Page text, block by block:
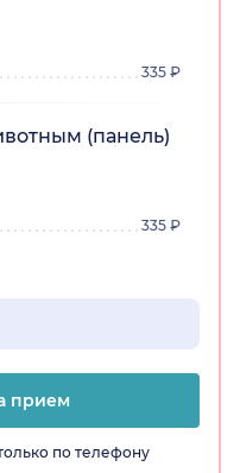
335 ₽
(панель)
335 ₽
прием
по телефону